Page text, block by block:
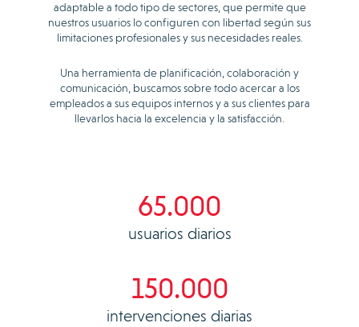
adaptable a todo tipo de sectores, que permite que
nuestros usuarios lo configuren con libertad según sus
limitaciones profesionales y sus necesidades reales.
Una herramienta de planificación, colaboración y
comunicación, buscamos sobre todo acercar a los
empleados a sus equipos internos y a sus clientes para
llevarlos hacia la excelencia y la satisfacción.
65.000
usuarios diarios
150.000
intervenciones diarias